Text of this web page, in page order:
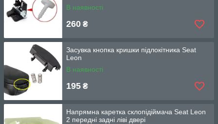
В наявності
260 ₴
Засувка кнопка кришки підлокітника Seat
Leon
В наявності
195 ₴
Напрямна каретка склопідіймача Seat Leon
2 передні задні ліві двері